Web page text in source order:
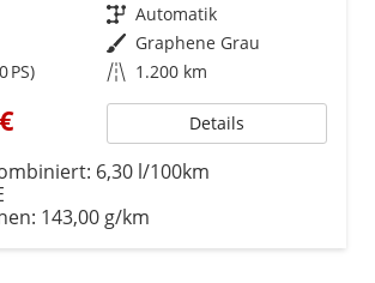
Getriebe Automatik
Außenfarbe Graphene Grau
PS) Kilometerstand 1.200 km
Details
6,30 l/100km
143,00 g/km